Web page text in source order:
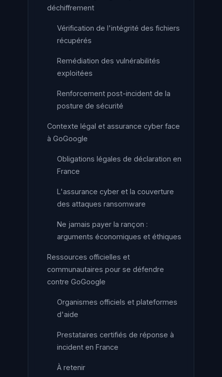
déchiffrement
Vérification de l'intégrité des fichiers
récupérés
Remédiation des vulnérabilités
exploitées
Renforcement post-incident de la
posture de sécurité
Contexte légal et assurance cyber face
à GoGoogle
Obligations légales de déclaration en
France
L'assurance cyber et la couverture
des attaques ransomware
Ne jamais payer la rançon :
arguments économiques et éthiques
Ressources officielles et
communautaires pour se défendre
contre GoGoogle
Organismes officiels et plateformes
d'aide
Prestataires certifiés de réponse à
incident en France
À retenir